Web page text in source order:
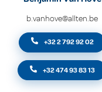
b.vanhove@allten.be
+32 2 792 92 02
+32 474 93 83 13